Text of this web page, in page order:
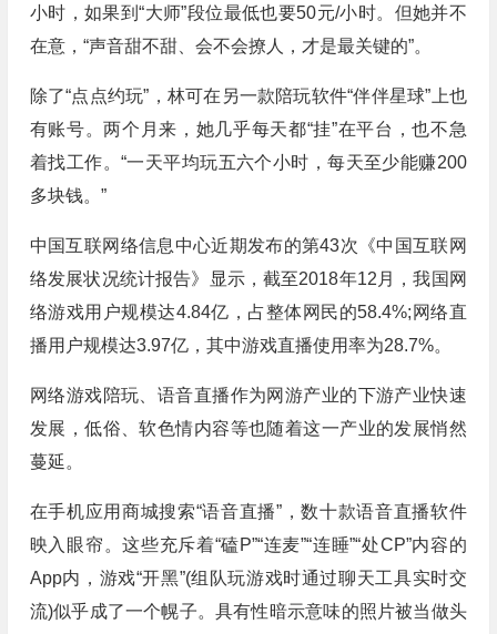
小时，如果到“大师”段位最低也要50元/小时。但她并不
在意，“声音甜不甜、会不会撩人，才是最关键的”。
除了“点点约玩”，林可在另一款陪玩软件“伴伴星球”上也
有账号。两个月来，她几乎每天都“挂”在平台，也不急
着找工作。“一天平均玩五六个小时，每天至少能赚200
多块钱。”
中国互联网络信息中心近期发布的第43次《中国互联网
络发展状况统计报告》显示，截至2018年12月，我国网
络游戏用户规模达4.84亿，占整体网民的58.4%;网络直
播用户规模达3.97亿，其中游戏直播使用率为28.7%。
网络游戏陪玩、语音直播作为网游产业的下游产业快速
发展，低俗、软色情内容等也随着这一产业的发展悄然
蔓延。
在手机应用商城搜索“语音直播”，数十款语音直播软件
映入眼帘。这些充斥着“磕P”“连麦”“连睡”“处CP”内容的
App内，游戏“开黑”(组队玩游戏时通过聊天工具实时交
流)似乎成了一个幌子。具有性暗示意味的照片被当做头